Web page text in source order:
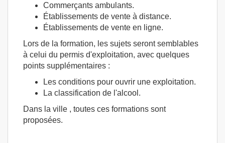
Commerçants ambulants.
Établissements de vente à distance.
Établissements de vente en ligne.
Lors de la formation, les sujets seront semblables
à celui du permis d'exploitation, avec quelques
points supplémentaires :
Les conditions pour ouvrir une exploitation.
La classification de l'alcool.
Dans la ville , toutes ces formations sont
proposées.